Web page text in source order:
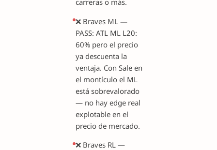
carreras o más.
❌ Braves ML —
PASS: ATL ML L20:
60% pero el precio
ya descuenta la
ventaja. Con Sale en
el montículo el ML
está sobrevalorado
— no hay edge real
explotable en el
precio de mercado.
❌ Braves RL —